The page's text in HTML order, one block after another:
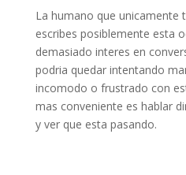
La humano que unicamente
escribes posiblemente esta
demasiado interes en
podria quedar intentando
incomodo o frustrado con
mas conveniente es hablar
y ver que esta pasando.